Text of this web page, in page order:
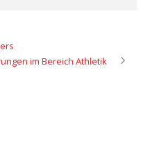
im Bereich Athletik